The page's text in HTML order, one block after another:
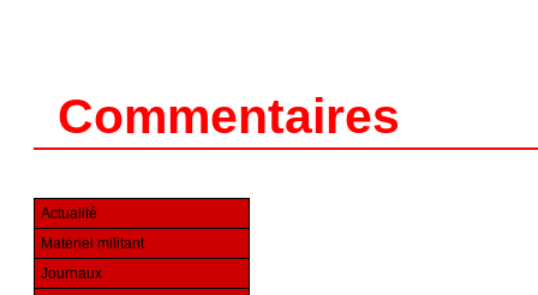
Commentaires
Actualité
Matériel militant
Journaux